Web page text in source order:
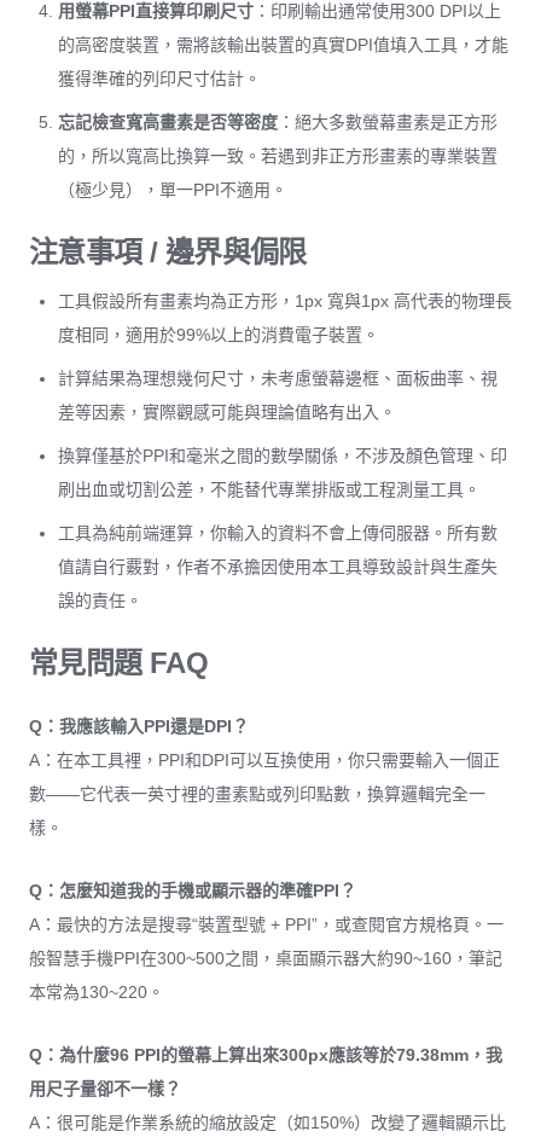
用螢幕PPI直接算印刷尺寸 ：印刷輸出通常使用300 DPI以上
的高密度裝置，需將該輸出裝置的真實DPI值填入工具，才能
獲得準確的列印尺寸估計。
忘記檢查寬高畫素是否等密度 ：絕大多數螢幕畫素是正方形
的，所以寬高比換算一致。若遇到非正方形畫素的專業裝置
（極少見），單一PPI不適用。
注意事項 / 邊界與侷限
工具假設所有畫素均為正方形，1px 寬與1px 高代表的物理長
度相同，適用於99%以上的消費電子裝置。
計算結果為理想幾何尺寸，未考慮螢幕邊框、面板曲率、視
差等因素，實際觀感可能與理論值略有出入。
換算僅基於PPI和毫米之間的數學關係，不涉及顏色管理、印
刷出血或切割公差，不能替代專業排版或工程測量工具。
工具為純前端運算，你輸入的資料不會上傳伺服器。所有數
值請自行覈對，作者不承擔因使用本工具導致設計與生產失
誤的責任。
常見問題 FAQ
Q：我應該輸入PPI還是DPI？
A：在本工具裡，PPI和DPI可以互換使用，你只需要輸入一個正
數——它代表一英寸裡的畫素點或列印點數，換算邏輯完全一
樣。
Q：怎麼知道我的手機或顯示器的準確PPI？
A：最快的方法是搜尋“裝置型號 + PPI”，或查閱官方規格頁。一
般智慧手機PPI在300~500之間，桌面顯示器大約90~160，筆記
本常為130~220。
Q：為什麼96 PPI的螢幕上算出來300px應該等於79.38mm，我
用尺子量卻不一樣？
A：很可能是作業系統的縮放設定（如150%）改變了邏輯顯示比